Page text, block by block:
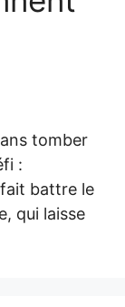
tomber
:
battre le
qui laisse